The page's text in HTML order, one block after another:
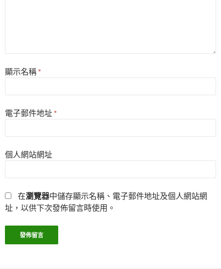
顯示名稱 *
電子郵件地址 *
個人網站網址
在瀏覽器中儲存顯示名稱、電子郵件地址及個人網站網
址，以供下次發佈留言時使用。